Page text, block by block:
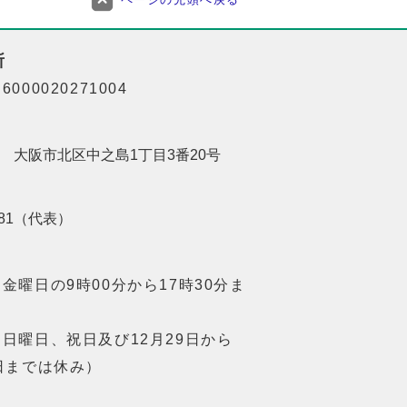
6000020271004
大阪市北区中之島1丁目3番20号
（代表）
金曜日の9時00分から17時30分ま
日曜日、祝日及び12月29日から
では休み）